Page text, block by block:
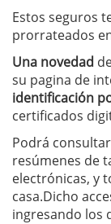
Estos seguros
prorrateados
Una novedad
su pagina de
identificación
certificados
Podrá
resúmenes de
electrónicas, y
casa.Dicho
ingresando los